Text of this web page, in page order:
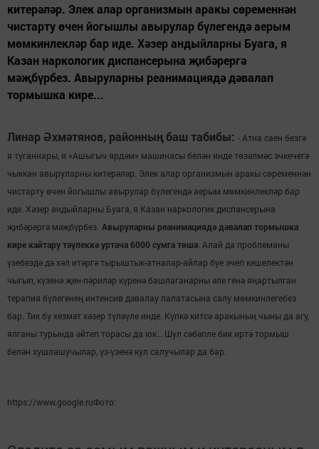
китерәләр. Элек алар организмын аракы сөременнән
чистарту өчен йогышлы авырулар бүлегендә аерым
мөмкинлекләр бар иде. Хәзер андыйларны Буага, я
Казан наркологик диспансерына җибәрергә
мәҗбүрбез. Авыруларны реанимациядә дәвалап
тормышка кире...
Линар Әхмәтянов, районның баш табибы: - Атна саен безгә
я туганнары, я «Ашыгыч ярдәм» машинасы белән инде төзәлмәс эчкечегә
чыккан авыруларны китерәләр. Элек алар организмын аракы сөременнән
чистарту өчен йогышлы авырулар бүлегендә аерым мөмкинлекләр бар
иде. Хәзер андыйларны Буага, я Казан наркологик диспансерына
җибәрергә мәҗбүрбез. Авыруларны реанимациядә дәвалап тормышка
кире кайтару тәүлеккә уртача 6000 сумга төшә . Алай да проблеманы
үзебездә дә хәл итәргә тырыштык-атналар-айлар буе эчеп кешелектән
чыгып, күзенә җен-пәриләр күренә башлаганарны әле генә яңартылган
терапия бүлегенең интенсив дәвалау палатасына салу мөмкинлегебез
бар. Тик бу хезмәт хәзер түләүле инде. Күпкә китсә аракының чыны да агу,
ялганы турында әйтеп торасы да юк… Шул сәбәпле бик иртә тормыш
белән хушлашучылар, үз-үзенә кул салучылар да бар.
https://www.google.ruФото: